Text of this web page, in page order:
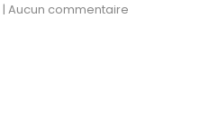
Aucun commentaire